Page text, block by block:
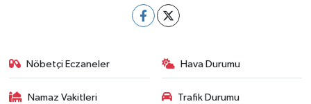
Nöbetçi Eczaneler Hava Durumu
Namaz Vakitleri Trafik Durumu